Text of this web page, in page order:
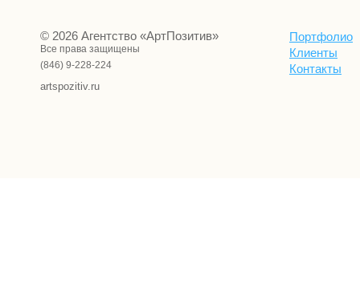
© 2026 Агентство «АртПозитив»
Все права защищены
(846) 9-228-224
artspozitiv.ru
Портфолио
Клиенты
Контакты